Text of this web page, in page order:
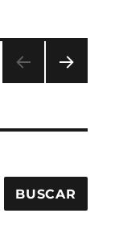
NA
BUSCAR